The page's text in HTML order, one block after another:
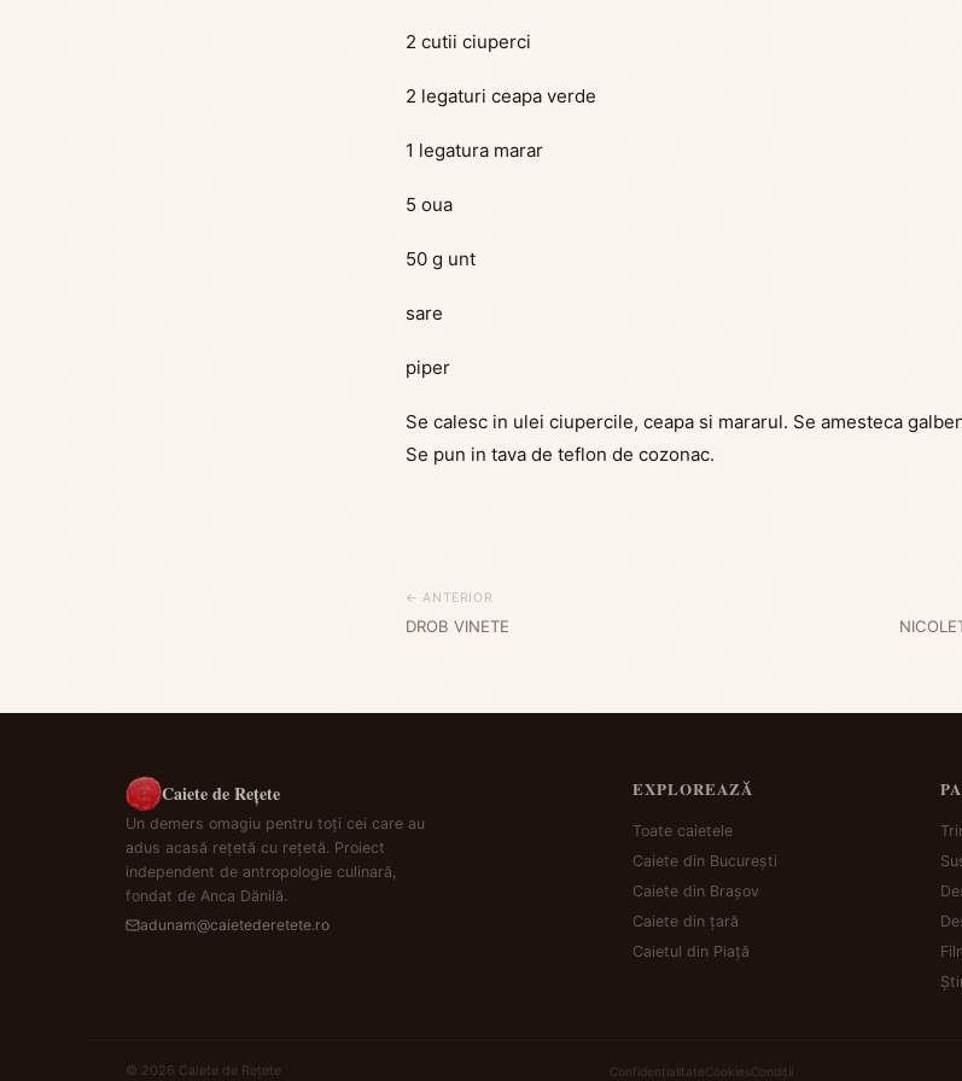
2 cutii ciuperci
2 legaturi ceapa verde
1 legatura marar
5 oua
50 g unt
sare
piper
Se calesc in ulei ciupercile, ceapa si mararul. Se amesteca
Se pun in tava de teflon de cozonac.
← ANTERIOR
DROB VINETE
Caiete de Rețete
Un demers omagiu pentru toți cei care au
adus acasă rețetă cu rețetă. Proiect
independent de antropologie culinară,
fondat de Anca Dănilă.
adunam@caietederetete.ro
EXPLOREAZĂ
Toate caietele
Caiete din București
Caiete din Brașov
Caiete din țară
Caietul din Piață
© 2026 Caiete de Rețete ConfidențialitateCookiesCondiții